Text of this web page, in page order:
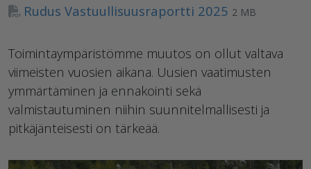
Rudus Vastuullisuusraportti 2025 2 MB
Toimintaympäristömme muutos on ollut valtava
viimeisten vuosien aikana. Uusien vaatimusten
ymmärtäminen ja ennakointi sekä
valmistautuminen niihin suunnitelmallisesti ja
pitkäjänteisesti on tärkeää.